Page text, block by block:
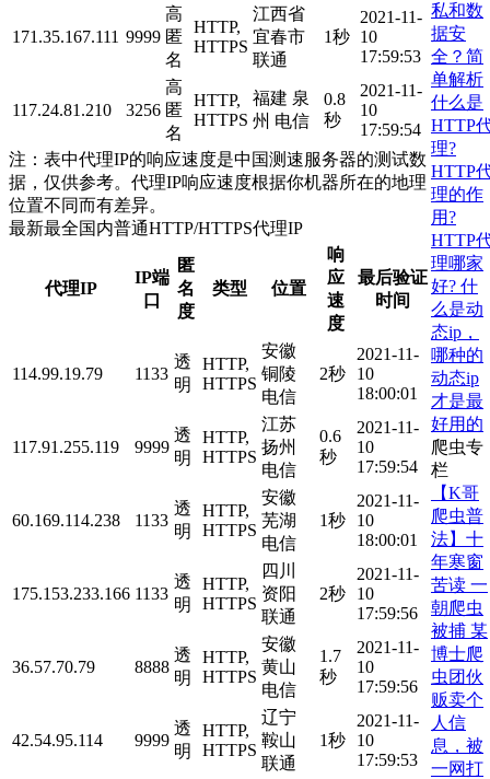
171.35.167.111 9999
高
匿
名
HTTP,
HTTPS
江西省
宜春市
联通
1秒
2021-11-
10
17:59:53
117.24.81.210 3256
高
匿
名
HTTP,
HTTPS
福建 泉
州 电信
0.8
秒
2021-11-
10
17:59:54
注：表中代理IP的响应速度是中国测速服务器的测试数
据，仅供参考。代理IP响应速度根据你机器所在的地理
位置不同而有差异。
最新最全国内普通HTTP/HTTPS代理IP
代理IP
IP端
口
匿
名
度
类型 位置
响
应
速
度
最后验证
时间
114.99.19.79 1133
透
明
HTTP,
HTTPS
安徽
铜陵
电信
2秒
2021-11-
10
18:00:01
117.91.255.119 9999
透
明
HTTP,
HTTPS
江苏
扬州
电信
0.6
秒
2021-11-
10
17:59:54
60.169.114.238 1133
透
明
HTTP,
HTTPS
安徽
芜湖
电信
1秒
2021-11-
10
18:00:01
175.153.233.166 1133
透
明
HTTP,
HTTPS
四川
资阳
联通
2秒
2021-11-
10
17:59:56
36.57.70.79 8888
透
明
HTTP,
HTTPS
安徽
黄山
电信
1.7
秒
2021-11-
10
17:59:56
42.54.95.114 9999
透
明
HTTP,
HTTPS
辽宁
鞍山
联通
1秒
2021-11-
10
17:59:53
私和数
据安
全？简
单解析
什么是
HTTP
理?
HTTP
理的作
用?
HTTP
理哪家
好? 什
么是动
态ip，
哪种的
动态ip
才是最
好用的
爬虫专
栏
【K哥
爬虫普
法】十
年寒窗
苦读 一
朝爬虫
被捕 某
博士爬
虫团伙
贩卖个
人信
息，被
一网打